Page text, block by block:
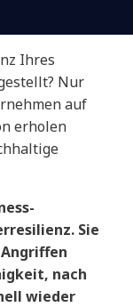
Ihres
Nur
auf
erholen
Sie
nach
wieder